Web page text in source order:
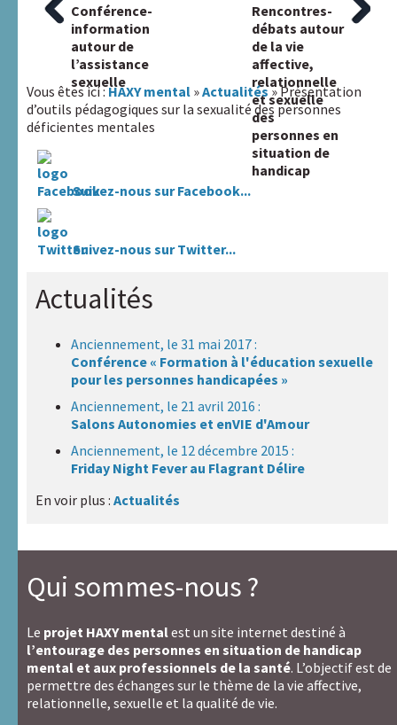
Navigation
l’article
Article
précédent
:
Conférence-
information
autour de
l’assistance
sexuelle
Article
suivant
:
Rencontres-
débats autour
de la vie
affective,
relationnelle
et sexuelle
des
personnes en
situation de
handicap
Vous êtes ici :HAXY mental »Actualités» Présentation
d’outils pédagogiques sur la sexualité des personnes
déficientes mentales
Suivez-nous sur Facebook...
Suivez-nous sur Twitter...
Actualités
Anciennement, le 31 mai 2017 :
Conférence « Formation à l'éducation sexuelle
pour les personnes handicapées »
Anciennement, le 21 avril 2016 :
Salons Autonomies et enVIE d'Amour
Anciennement, le 12 décembre 2015 :
Friday Night Fever au Flagrant Délire
En voir plus : Actualités
Qui sommes-nous ?
Le projet HAXY mentalest un site internet destiné à
l’entourage des personnes en situation de handicap
mental et aux professionnels de la santé. L’objectif est de
permettre des échanges sur le thème de la vie affective,
relationnelle, sexuelle et la qualité de vie.